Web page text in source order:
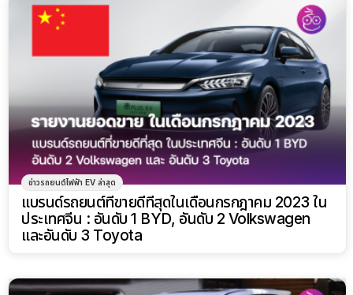
ข่าวรถยนต์ไฟฟ้า EV ล่าสุด
แบรนด์รถยนต์ที่ขายดีที่สุดในเดือนกรกฎาคม 2023 ใน
ประเทศจีน : อันดับ 1 BYD, อันดับ 2 Volkswagen
และอันดับ 3 Toyota